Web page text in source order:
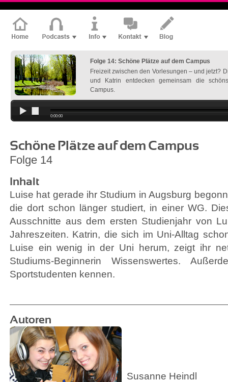
Folge 14: Schöne Plätze auf dem Campus
Freizeit zwischen den Vorlesungen – und jetzt?
und Katrin entdecken gemeinsam die
Campus.
0:00:00
Schöne Plätze auf dem Campus
Folge 14
Inhalt
Luise hat gerade ihr Studium in Augsburg
die dort schon länger studiert, in einer WG.
Ausschnitte aus dem ersten Studienjahr von
Jahreszeiten. Katrin, die sich im Uni-Alltag
Luise ein wenig in der Uni herum, zeigt ihr
Studiums-Beginnerin Wissenswertes.
Sportstudenten kennen.
Autoren
Susanne Heindl